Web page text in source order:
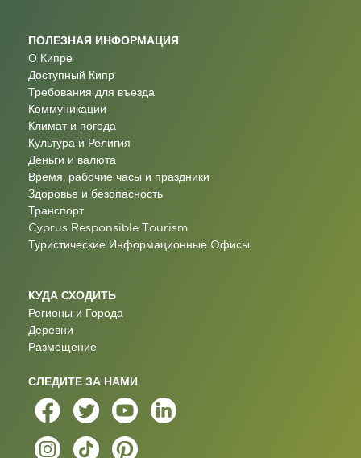
ПОЛЕЗНАЯ ИНФОРМАЦИЯ
О Кипре
Доступный Кипр
Требования для въезда
Коммуникации
Климат и погода
Культура и Религия
Деньги и валюта
Время, рабочие часы и праздники
Здоровье и безопасность
Транспорт
Cyprus Responsible Tourism
Туристические Информационные Oфисы
КУДА СХОДИТЬ
Регионы и Города
Деревни
Размещение
СЛЕДИТЕ ЗА НАМИ